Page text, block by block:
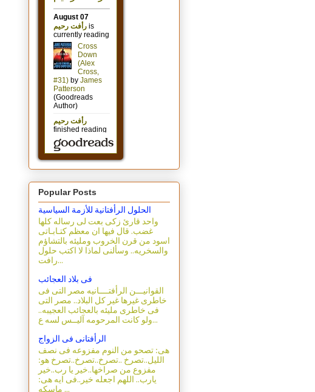
Popular Posts
الحلول الرأفتانية للأزمة السياسية
واحد قارئ زكى بعت لى رساله كلها
غضب. قال فيها ان معظم كتـابـاتى
اسود من قرن الخروب ومليئه بالتشاؤم
والسخريه.. وسألنى لماذا لا اكتب حلول
رافت...
فى بلاد العجائب
القوانيـــن الرأفتــــانيه مصر التى فى
خاطرى غيرها غير كل البلاد.. مصر التى
فى خاطرى مليئه بالعجائب العجيبه..
ولو كانت المرحومه آليــس لسه ع...
الرأفتانى فى الزواج
هى: تصحو من النوم مفزوعه فى نصف
الليل..تصرخ ..تصرخ..تصرخ..تصرخ هو:
مفزوع من صراخها..خير يا رب..خير
يارب.. اللهم اجعله خير..فى ايه هى:
ماسكه ...